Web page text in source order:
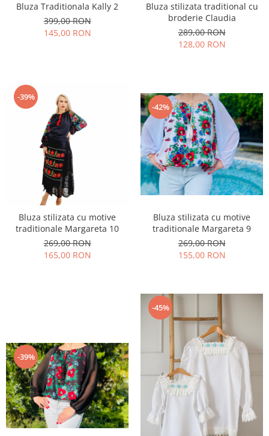
Bluza Traditionala Kally 2
399,00 RON
145,00 RON
Bluza stilizata traditional cu
broderie Claudia
289,00 RON
128,00 RON
-39%
Bluza stilizata cu motive
traditionale Margareta 10
269,00 RON
165,00 RON
-42%
Bluza stilizata cu motive
traditionale Margareta 9
269,00 RON
155,00 RON
-39%
-45%